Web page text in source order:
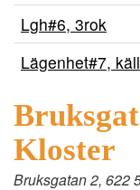
Lgh#6, 3rok
Lägenhet#7,
Kloster
Bruksgatan 2, 622